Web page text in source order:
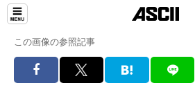
この画像の参照記事